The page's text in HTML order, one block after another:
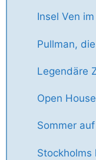
Insel Ven
Pullman,
Legendäre
Open
Sommer
Stockholms